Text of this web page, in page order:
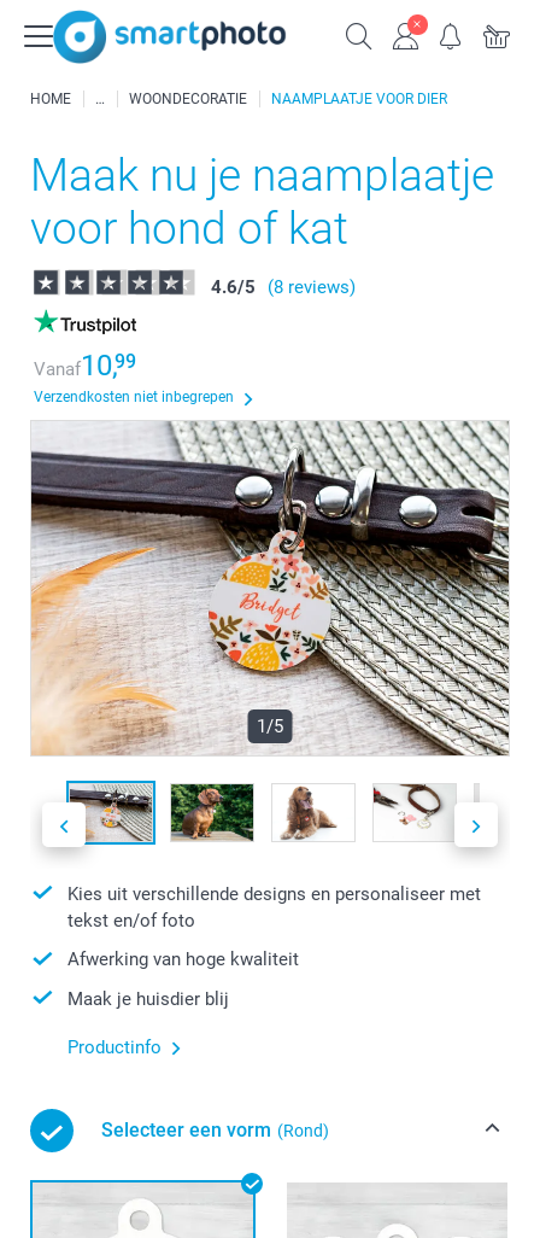
HOME WOONDECORATIE NAAMPLAATJE VOOR DIER
Maak nu je naamplaatje
voor hond of kat
4.6/5 (8 reviews)
Vanaf10,99
Verzendkosten niet inbegrepen
1/5
Kies uit verschillende designs en personaliseer met
tekst en/of foto
Afwerking van hoge kwaliteit
Maak je huisdier blij
Productinfo
Selecteer een vorm (Rond)